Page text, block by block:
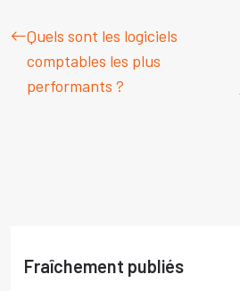
Quels sont les logiciels
comptables les plus
performants ?
Fraîchement publiés